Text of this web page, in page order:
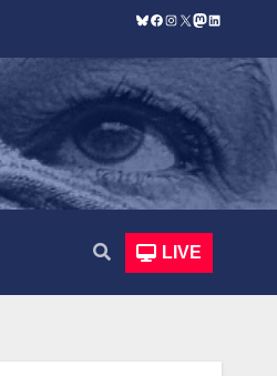
Bluesky
Facebook
Instagram
X Mastodon
LinkedIn
LIVE